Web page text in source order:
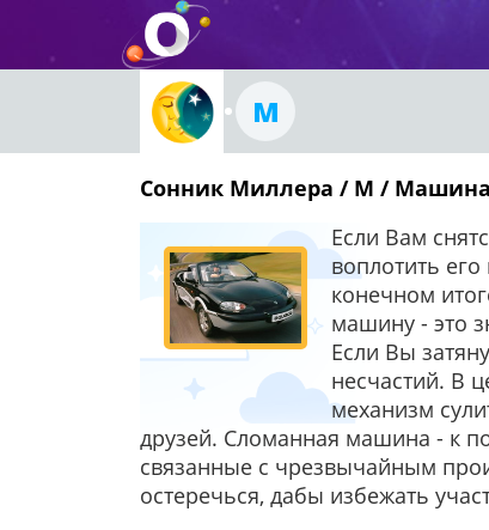
М
Сонник Миллера / М / Машина
Если Вам
воплотить
конечном
машину - это
Если Вы
несчастий. В
механизм
друзей. Сломанная машина - к
связанные с чрезвычайным
остеречься, дабы избежать